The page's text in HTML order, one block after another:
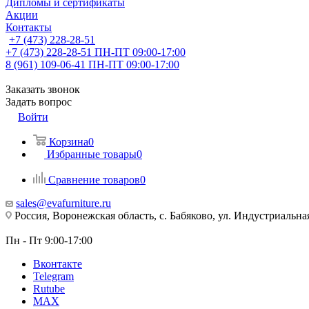
Дипломы и сертификаты
Акции
Контакты
+7 (473) 228-28-51
+7 (473) 228-28-51 ПН-ПТ 09:00-17:00
8 (961) 109-06-41 ПН-ПТ 09:00-17:00
Заказать звонок
Задать вопрос
Войти
Корзина0
Избранные товары0
Сравнение товаров0
sales@evafurniture.ru
Россия, Воронежская область, с. Бабяково, ул.
Пн - Пт 9:00-17:00
Вконтакте
Telegram
Rutube
MAX